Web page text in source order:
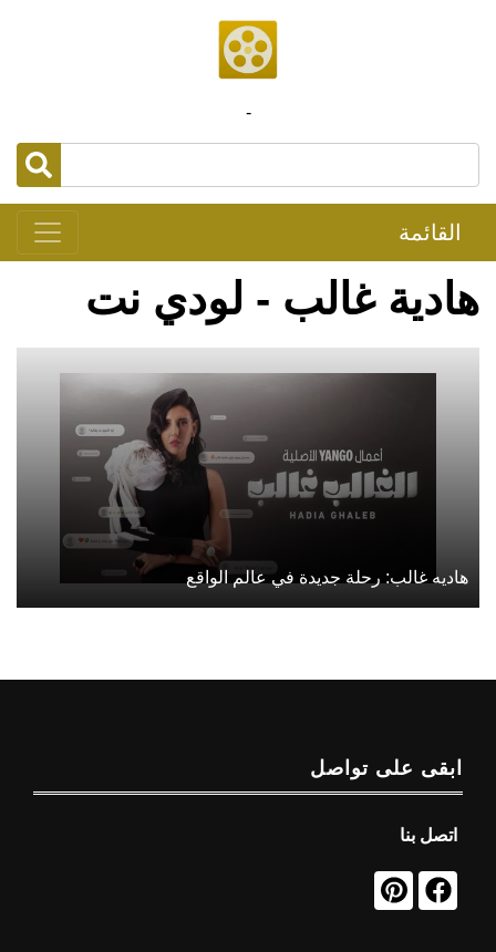
-
القائمة
هادية غالب - لودي نت
هاديه غالب: رحلة جديدة في عالم الواقع
ابقى على تواصل
اتصل بنا